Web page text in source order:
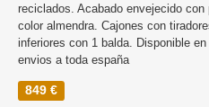
reciclados. Acabado envejecido
color almendra. Cajones con
inferiores con 1 balda. Disponible
envios a toda españa
849 €